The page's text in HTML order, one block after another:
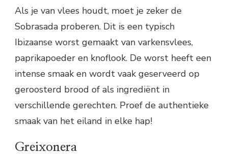
Als je van vlees houdt, moet je zeker de
Sobrasada proberen. Dit is een typisch
Ibizaanse worst gemaakt van varkensvlees,
paprikapoeder en knoflook. De worst heeft een
intense smaak en wordt vaak geserveerd op
geroosterd brood of als ingrediënt in
verschillende gerechten. Proef de authentieke
smaak van het eiland in elke hap!
Greixonera